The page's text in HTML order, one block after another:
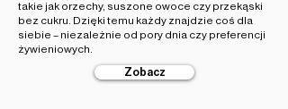
takie jak orzechy, suszone owoce czy przekąski
bez cukru. Dzięki temu każdy znajdzie coś dla
siebie – niezależnie od pory dnia czy preferencji
żywieniowych.
Zobacz